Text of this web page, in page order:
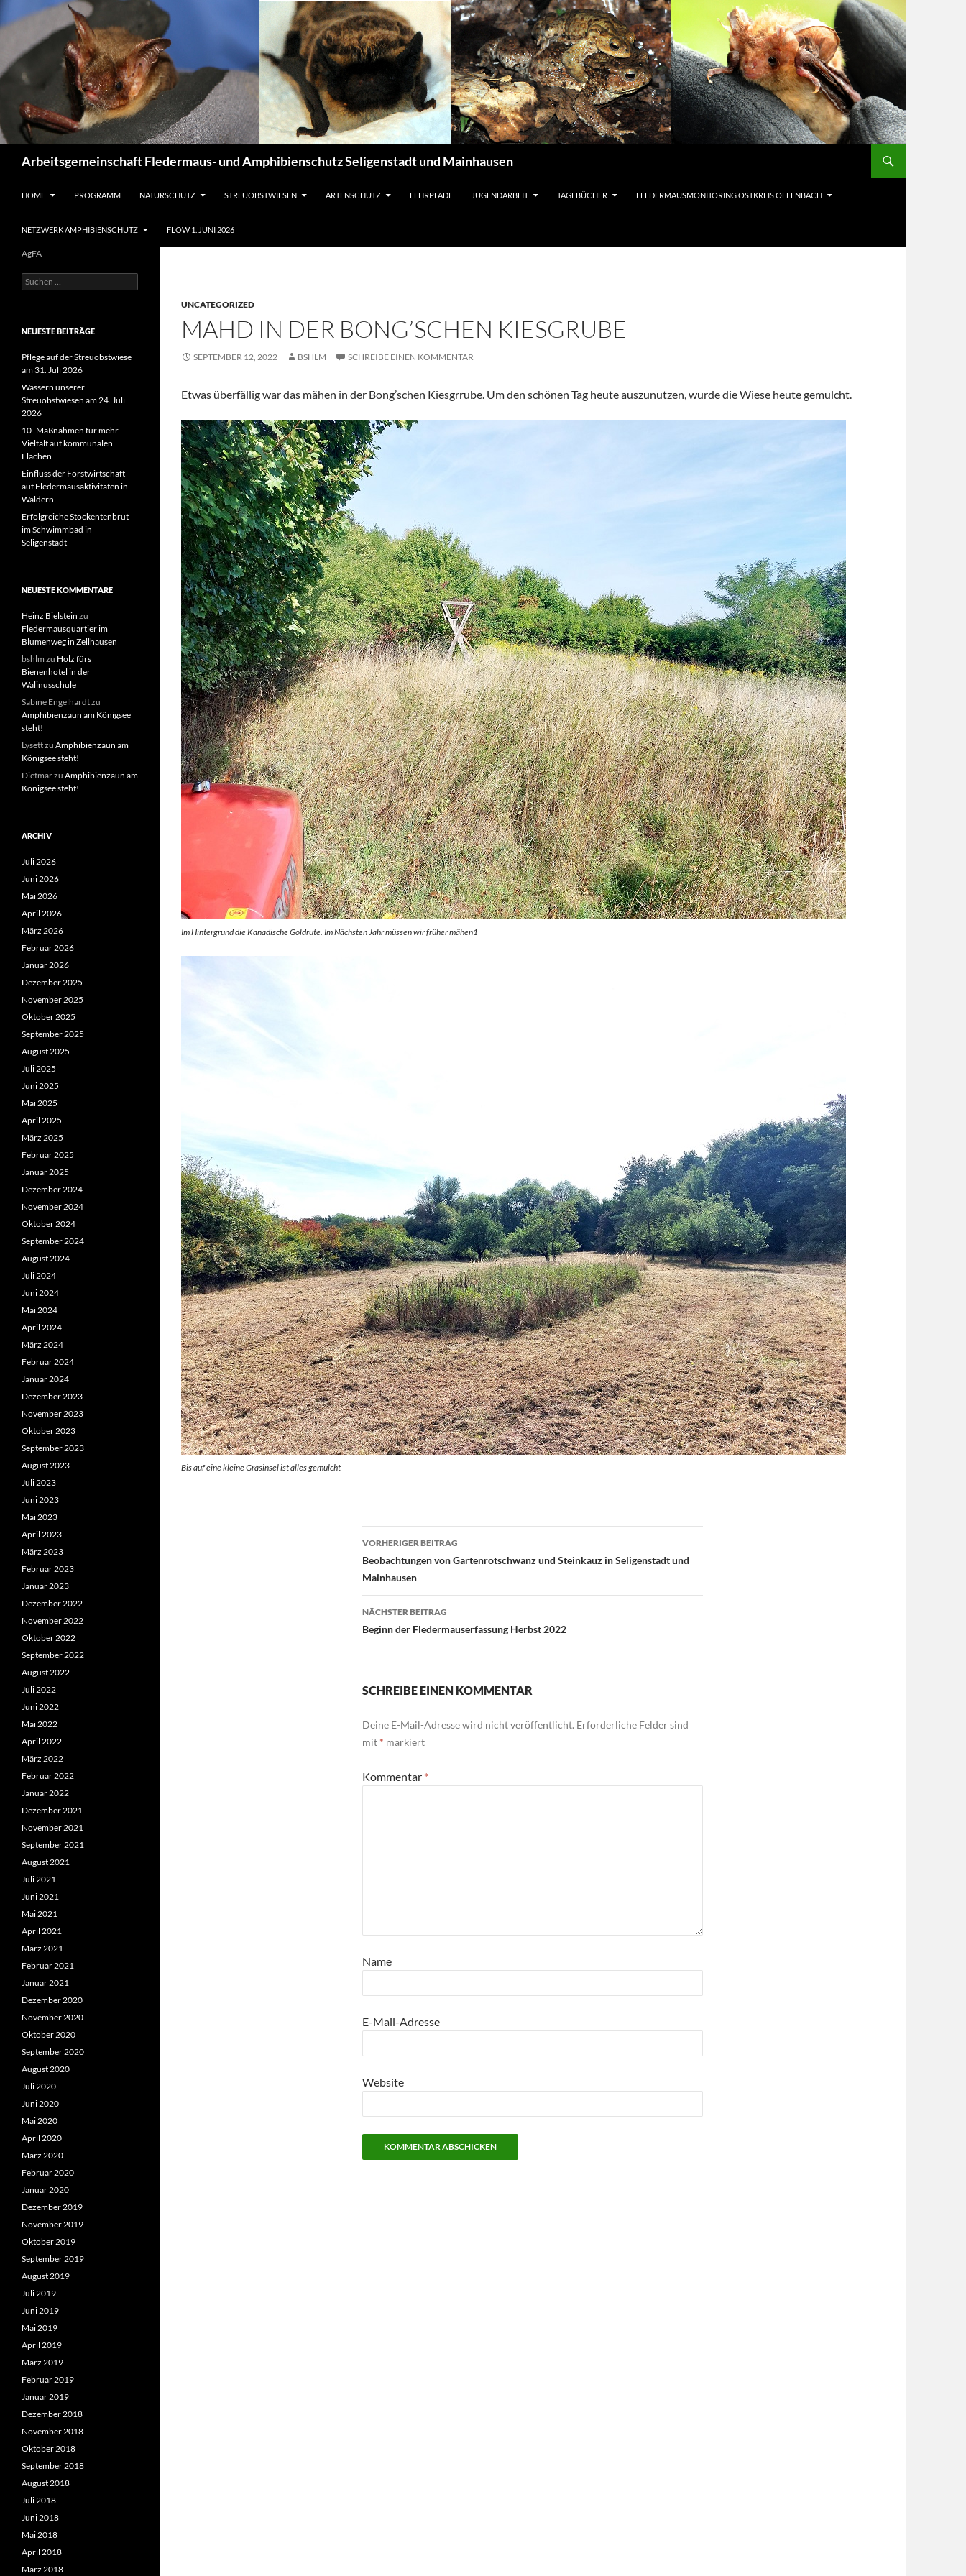
Arbeitsgemeinschaft Fledermaus- und Amphibienschutz Seligenstadt und Mainhausen
HOME
PROGRAMM NATURSCHUTZ STREUOBSTWIESEN ARTENSCHUTZ LEHRPFADE JUGENDARBEIT TAGEBÜCHER FLEDERMAUSMONITORING OSTKREIS OFFENBACH
NETZWERK AMPHIBIENSCHUTZ FLOW 1. JUNI 2026
UNCATEGORIZED
MAHD IN DER BONG’SCHEN KIESGRUBE
SEPTEMBER 12, 2022 BSHLM SCHREIBE EINEN KOMMENTAR
Etwas überfällig war das mähen in der Bong’schen Kiesgrrube. Um den schönen Tag heute auszunutzen, wurde die Wiese heute gemulcht.
Im Hintergrund die Kanadische Goldrute. Im Nächsten Jahr müssen wir früher mähen1
Bis auf eine kleine Grasinsel ist alles gemulcht
Beitrags-
Navigation
VORHERIGER BEITRAG
Beobachtungen von Gartenrotschwanz und Steinkauz in Seligenstadt und
Mainhausen
NÄCHSTER BEITRAG
Beginn der Fledermauserfassung Herbst 2022
SCHREIBE EINEN KOMMENTAR
Deine E-Mail-Adresse wird nicht veröffentlicht. Erforderliche Felder sind
mit * markiert
Kommentar *
Name
E-Mail-Adresse
Website
AgFA
Suchen
nach:
NEUESTE BEITRÄGE
Pflege auf der Streuobstwiese
am 31. Juli 2026
Wässern unserer
Streuobstwiesen am 24. Juli
2026
10 Maßnahmen für mehr
Vielfalt auf kommunalen
Flächen
Einfluss der Forstwirtschaft
auf Fledermausaktivitäten in
Wäldern
Erfolgreiche Stockentenbrut
im Schwimmbad in
Seligenstadt
NEUESTE KOMMENTARE
Heinz Bielstein zu
Fledermausquartier im
Blumenweg in Zellhausen
bshlm zu Holz fürs
Bienenhotel in der
Walinusschule
Sabine Engelhardtzu
Amphibienzaun am Königsee
steht!
Lysettzu Amphibienzaun am
Königsee steht!
Dietmarzu Amphibienzaun am
Königsee steht!
ARCHIV
Juli 2026
Juni 2026
Mai 2026
April 2026
März 2026
Februar 2026
Januar 2026
Dezember 2025
November 2025
Oktober 2025
September 2025
August 2025
Juli 2025
Juni 2025
Mai 2025
April 2025
März 2025
Februar 2025
Januar 2025
Dezember 2024
November 2024
Oktober 2024
September 2024
August 2024
Juli 2024
Juni 2024
Mai 2024
April 2024
März 2024
Februar 2024
Januar 2024
Dezember 2023
November 2023
Oktober 2023
September 2023
August 2023
Juli 2023
Juni 2023
Mai 2023
April 2023
März 2023
Februar 2023
Januar 2023
Dezember 2022
November 2022
Oktober 2022
September 2022
August 2022
Juli 2022
Juni 2022
Mai 2022
April 2022
März 2022
Februar 2022
Januar 2022
Dezember 2021
November 2021
September 2021
August 2021
Juli 2021
Juni 2021
Mai 2021
April 2021
März 2021
Februar 2021
Januar 2021
Dezember 2020
November 2020
Oktober 2020
September 2020
August 2020
Juli 2020
Juni 2020
Mai 2020
April 2020
März 2020
Februar 2020
Januar 2020
Dezember 2019
November 2019
Oktober 2019
September 2019
August 2019
Juli 2019
Juni 2019
Mai 2019
April 2019
März 2019
Februar 2019
Januar 2019
Dezember 2018
November 2018
Oktober 2018
September 2018
August 2018
Juli 2018
Juni 2018
Mai 2018
April 2018
März 2018